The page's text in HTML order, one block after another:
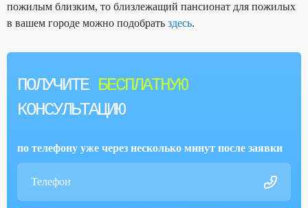
пожилым близким, то близлежащий пансионат для пожилых
в вашем городе можно подобрать здесь.
ПОЛУЧИТЕ БЕСПЛАТНУЮ
КОНСУЛЬТАЦИЮ
по телефону уже через несколько минут после заявки